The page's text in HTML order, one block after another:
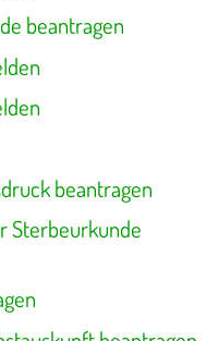
beantragen
beantragen
Sterbeurkunde